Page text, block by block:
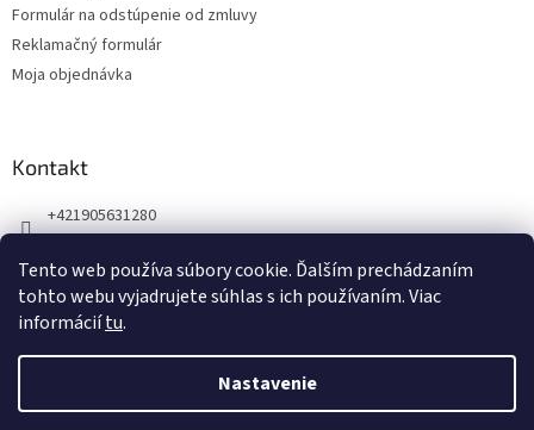
Tento web používa súbory cookie. Ďalším prechádzaním
tohto webu vyjadrujete súhlas s ich používaním. Viac
informáciítu.
Nastavenie
Formulár na odstúpenie od zmluvy
Reklamačný formulár
Moja objednávka
Kontakt
+421905631280
123zdravie.sk/
Vytvoril Shoptet